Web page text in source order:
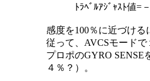
ﾄﾗﾍﾞﾙｱｼﾞｬｽﾄ値=－
感度を100％に近づける
従って、AVCSモードで
プロポのGYRO
４％？）。